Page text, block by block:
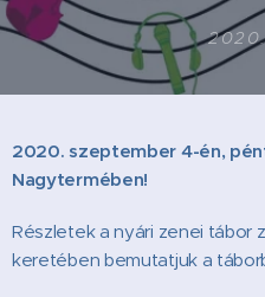
2020. szeptember 4-én,
Nagytermében!
Részletek a nyári zenei tábor
keretében bemutatjuk a